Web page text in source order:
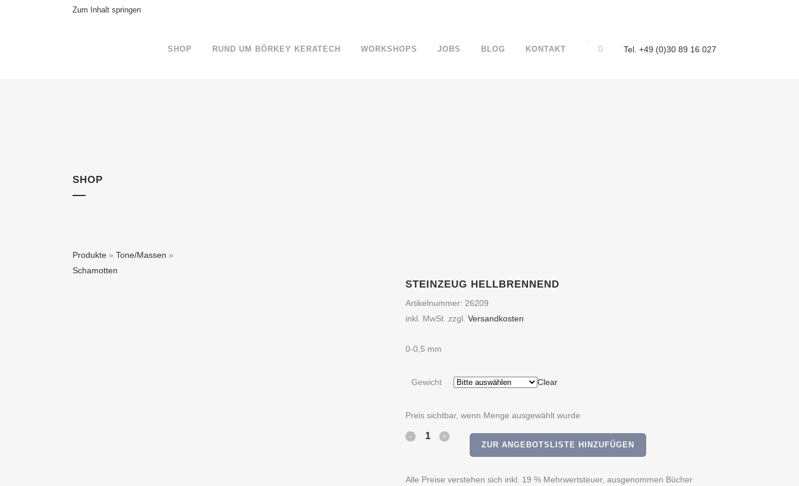
Zum Inhalt springen
Tel. +49 (0)30 89 16 027
SHOP RUND UM BÖRKEY KERATECH WORKSHOPS JOBS BLOG KONTAKT
SHOP
Produkte » Tone/Massen »
Schamotten
STEINZEUG HELLBRENNEND
Artikelnummer: 26209
inkl. MwSt. zzgl. Versandkosten
0-0,5 mm
Gewicht Clear
Preis sichtbar, wenn Menge ausgewählt wurde
Steinzeug
quantity
ZUR ANGEBOTSLISTE HINZUFÜGEN
Alle Preise verstehen sich inkl. 19 % Mehrwertsteuer, ausgenommen Bücher